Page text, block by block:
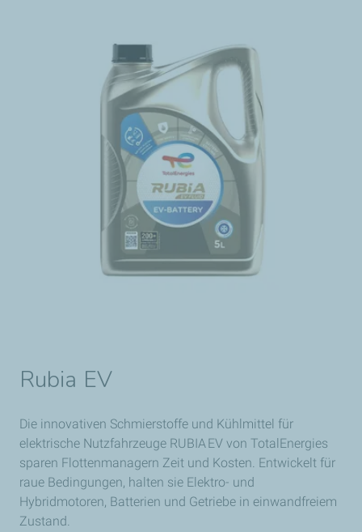
Keine Ausfallzeit – senden Sie uns einfach eine Probe
Ihres Im-Betrieb-Schmiermittels zur Auswertung
Senken Sie Ihre Betriebskosten – und verbessern Sie
die Zuverlässigkeit und Leistung Ihrer Flotte
Rubia EV
Die innovativen Schmierstoffe und Kühlmittel für
elektrische Nutzfahrzeuge RUBIA EV von TotalEnergies
sparen Flottenmanagern Zeit und Kosten. Entwickelt für
raue Bedingungen, halten sie Elektro- und
Hybridmotoren, Batterien und Getriebe in einwandfreiem
Zustand.